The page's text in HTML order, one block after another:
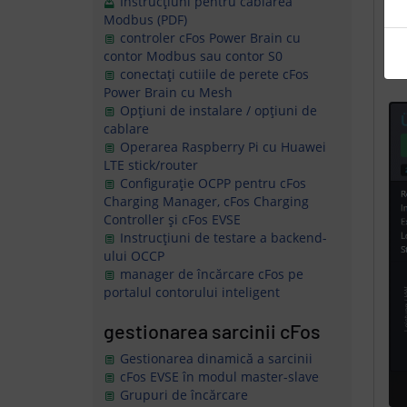
Modbus (PDF)
controler cFos Power Brain cu
contor Modbus sau contor S0
conectați cutiile de perete cFos
Power Brain cu Mesh
Opțiuni de instalare / opțiuni de
cablare
Operarea Raspberry Pi cu Huawei
LTE stick/router
Configurație OCPP pentru cFos
Charging Manager, cFos Charging
Controller și cFos EVSE
Instrucțiuni de testare a backend-
ului OCCP
manager de încărcare cFos pe
portalul contorului inteligent
gestionarea sarcinii cFos
Gestionarea dinamică a sarcinii
cFos EVSE în modul master-slave
Grupuri de încărcare